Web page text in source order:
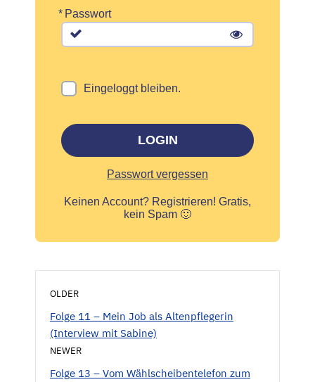
* Passwort
Eingeloggt bleiben.
LOGIN
Passwort vergessen
Keinen Account? Registrieren! Gratis,
kein Spam 🙂
OLDER
Folge 11 – Mein Job als Altenpflegerin
(Interview mit Sabine)
NEWER
Folge 13 – Vom Wählscheibentelefon zum